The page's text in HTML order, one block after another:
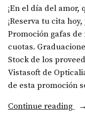
¡En el día del
¡Reserva tu cita
Promoción gafas de
cuotas.
Stock de los
Vistasoft de
de esta promoción
Continue reading